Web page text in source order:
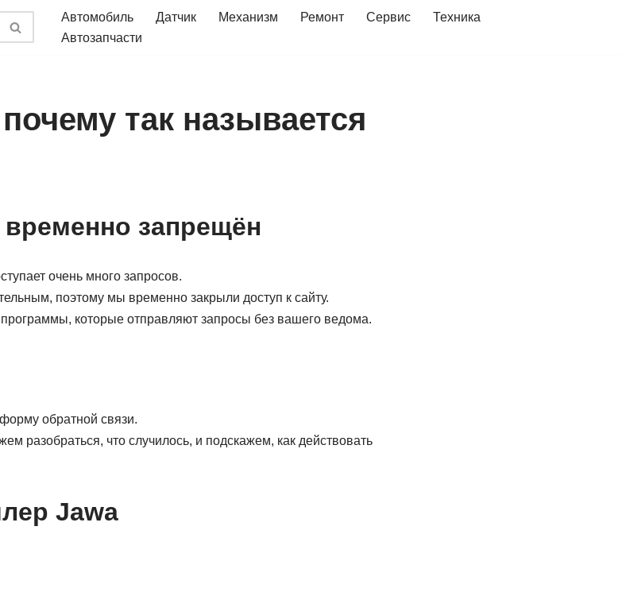
Автомобиль Датчик Механизм Ремонт Сервис
Техника
Автозапчасти
так называется
запрещён
очень много запросов.
поэтому мы временно закрыли доступ к сайту.
которые отправляют запросы без вашего ведома.
обратной связи.
разобраться, что случилось, и подскажем, как действовать
Jawa